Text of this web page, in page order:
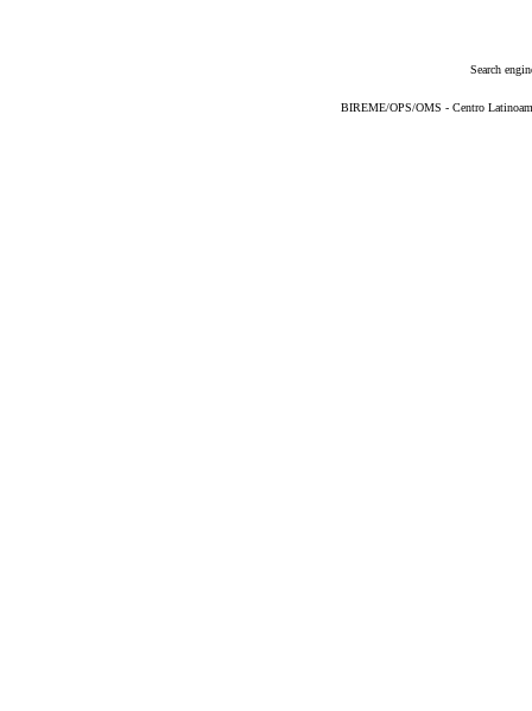
Search
BIREME/OPS/OMS - Centro